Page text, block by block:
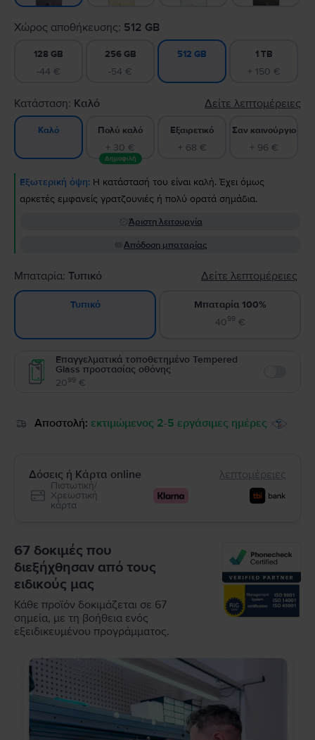
Χώρος αποθήκευσης: 512 GB
128 GB
-44 €
256 GB
-54 €
512 GB 1 TB
+ 150 €
Κατάσταση: Καλό Δείτε λεπτομέρειες
Καλό Πολύ καλό
+ 30 €
Δημοφιλή
Εξαιρετικό
+ 68 €
Σαν καινούργιο
+ 96 €
Εξωτερική όψη: Η κατάστασή του είναι καλή. Έχει όμως
αρκετές εμφανείς γρατζουνιές ή πολύ ορατά σημάδια.
Άριστη λειτουργία
Απόδοση μπαταρίας
Μπαταρία: Τυπικό Δείτε λεπτομέρειες
Τυπικό
Μπαταρία 100%
4099€
Επαγγελματικά τοποθετημένο Tempered
Glass προστασίας οθόνης
2099 €
Αποστολή: εκτιμώμενος 2-5 εργάσιμες ημέρες
Δόσεις ή Κάρτα online λεπτομέρειες
Πιστωτική/
Χρεωστική
κάρτα
67 δοκιμές που
διεξήχθησαν από τους
ειδικούς μας
Κάθε προϊόν δοκιμάζεται σε 67
σημεία, με τη βοήθεια ενός
εξειδικευμένου προγράμματος.